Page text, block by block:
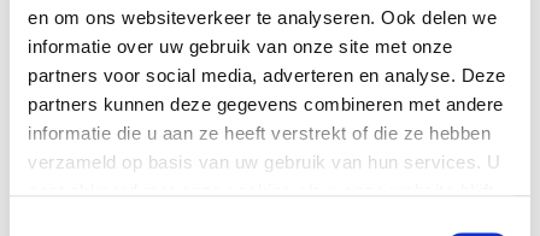
en om ons websiteverkeer te analyseren. Ook delen we
informatie over uw gebruik van onze site met onze
partners voor social media, adverteren en analyse. Deze
partners kunnen deze gegevens combineren met andere
informatie die u aan ze heeft verstrekt of die ze hebben
verzameld op basis van uw gebruik van hun services. U